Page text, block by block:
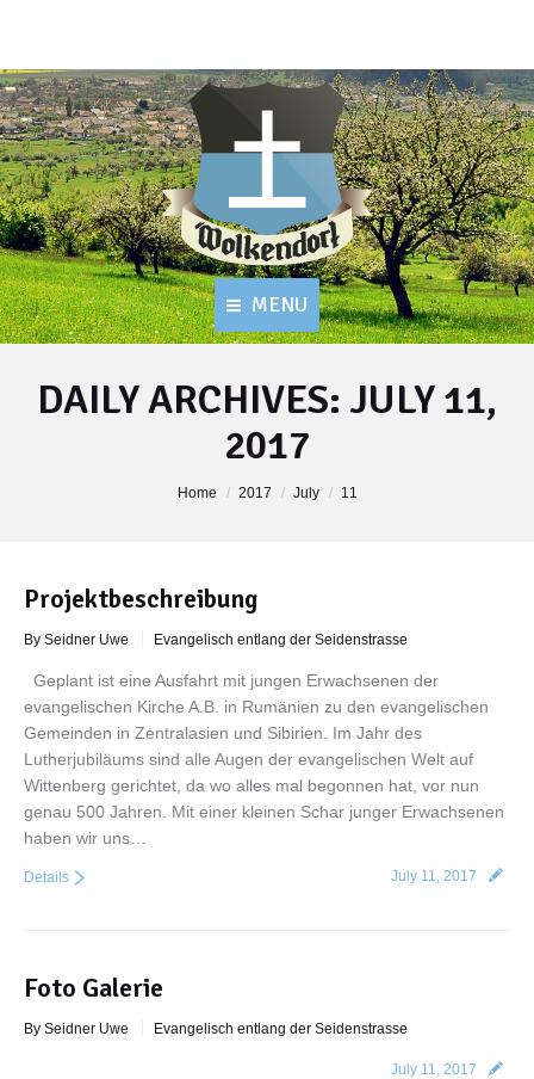
MENU
DAILY ARCHIVES: JULY 11,
2017
Home 2017 July 11
Projektbeschreibung
By Seidner Uwe Evangelisch entlang der Seidenstrasse
Geplant ist eine Ausfahrt mit jungen Erwachsenen der
evangelischen Kirche A.B. in Rumänien zu den evangelischen
Gemeinden in Zentralasien und Sibirien. Im Jahr des
Lutherjubiläums sind alle Augen der evangelischen Welt auf
Wittenberg gerichtet, da wo alles mal begonnen hat, vor nun
genau 500 Jahren. Mit einer kleinen Schar junger Erwachsenen
haben wir uns…
July 11, 2017
Details
Foto Galerie
By Seidner Uwe Evangelisch entlang der Seidenstrasse
July 11, 2017